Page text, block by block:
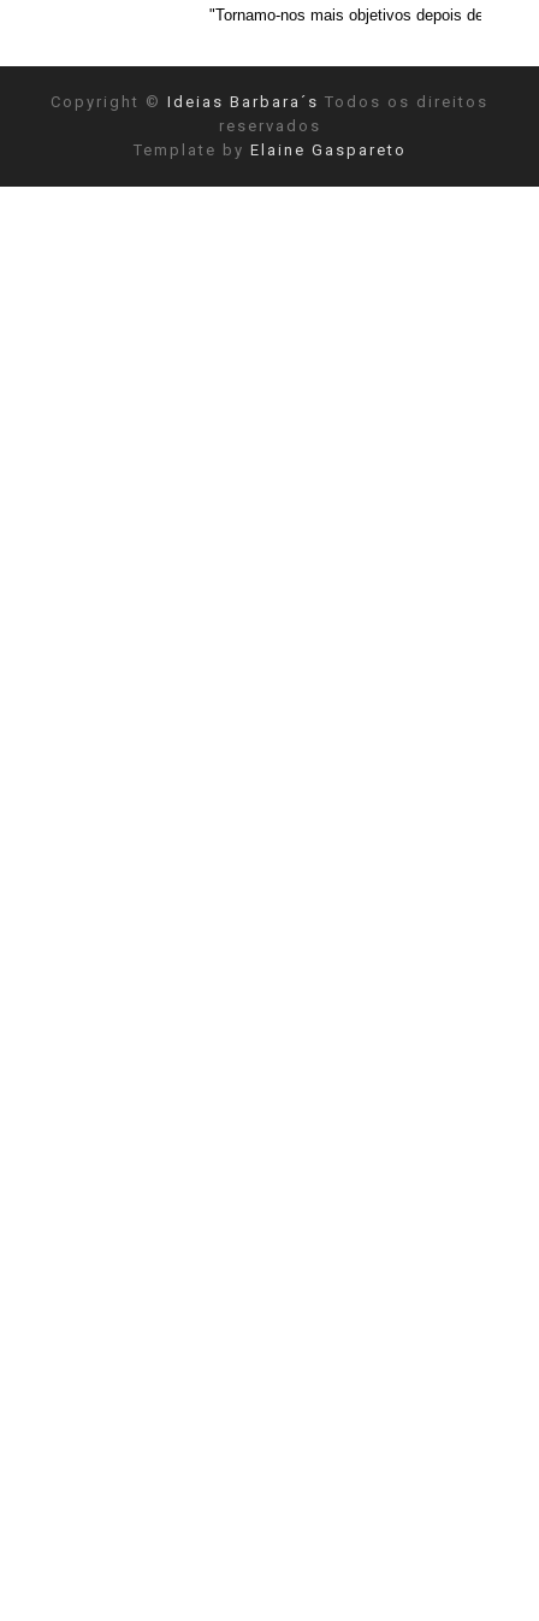
"Tornamo-nos mais objetivos depois de reconhecermos a
Copyright © Ideias Barbara´s Todos os direitos
reservados
Template by Elaine Gaspareto